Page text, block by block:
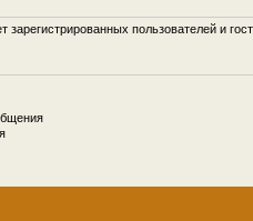
пользователей и